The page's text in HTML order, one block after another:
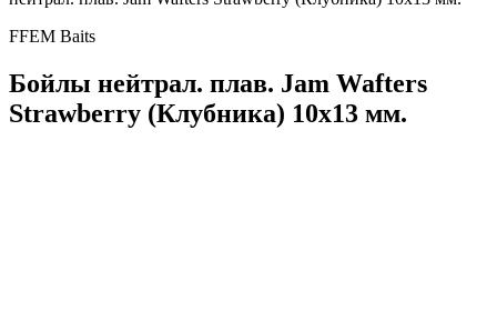
FFEM Baits
Бойлы нейтрал. плав. Jam Wafters
Strawberry (Клубника) 10x13 мм.